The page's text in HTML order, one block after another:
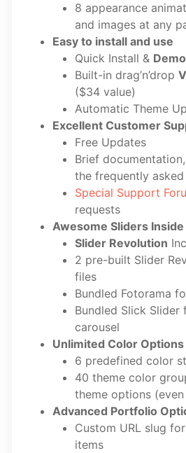
8 appearance
and images at any
Easy to install and use
Quick Install &
Built-in drag’n’drop
($34 value)
Automatic Theme
Excellent Customer
Free Updates
Brief
the frequently
Special Support
requests
Awesome Sliders Inside
Slider Revolution
2 pre-built Slider
files
Bundled Fotorama
Bundled Slick
carousel
Unlimited Color Options
6 predefined color
40 theme color
theme options
Advanced Portfolio
Custom URL slug
items